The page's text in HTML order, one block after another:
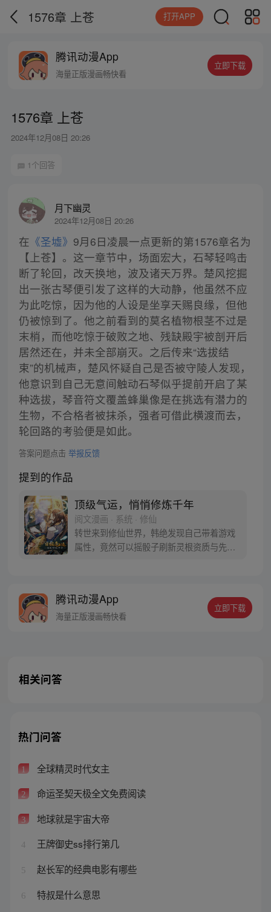
1576章 上苍 打开APP
腾讯动漫App
海量正版漫画畅快看
立即下载
1576章 上苍
2024年12月08日 20:26
1个回答
月下幽灵
2024年12月08日 20:26
在 《圣墟》 9月6日凌晨一点更新的第1576章名为
【上苍】。这一章节中，场面宏大，石琴轻鸣击
断了轮回，改天换地，波及诸天万界。楚风挖掘
出一张古琴便引发了这样的大动静，他虽然不应
为此吃惊，因为他的人设是坐享天赐良缘，但他
仍被惊到了。他之前看到的莫名植物根茎不过是
末梢，而他吃惊于破败之地、残缺殿宇被剖开后
居然还在，并未全部崩灭。之后传来“选拔结
束”的机械声，楚风怀疑自己是否被守陵人发现，
他意识到自己无意间触动石琴似乎提前开启了某
种选拔，琴音符文覆盖蜂巢像是在挑选有潜力的
生物，不合格者被抹杀，强者可借此横渡而去，
轮回路的考验便是如此。
答案问题点击 举报反馈
提到的作品
顶级气运，悄悄修炼千年
阅文漫画 · 系统 · 修仙
转世来到修仙世界，韩绝发现自己带着游戏
属性，竟然可以摇骰子刷新灵根资质与先天
间时，韩绝不得不出手。他这才发现，好像
仙神也不过如此……
腾讯动漫App
海量正版漫画畅快看
立即下载
相关问答
热门问答
1 全球精灵时代女主
2 命运圣契天极全文免费阅读
3 地球就是宇宙大帝
4 王牌御史ss排行第几
5 赵长军的经典电影有哪些
6 特叔是什么意思